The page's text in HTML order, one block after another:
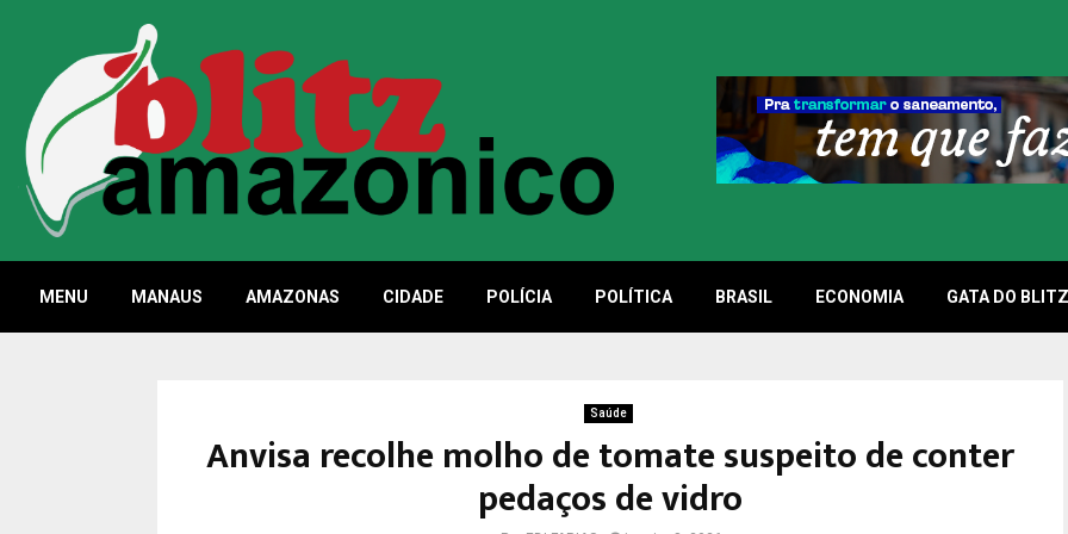
MENU MANAUS AMAZONAS CIDADE POLÍCIA POLÍTICA BRASIL ECONOMIA GATA DO BLITZ
Saúde
Anvisa recolhe molho de tomate suspeito de conter
pedaços de vidro